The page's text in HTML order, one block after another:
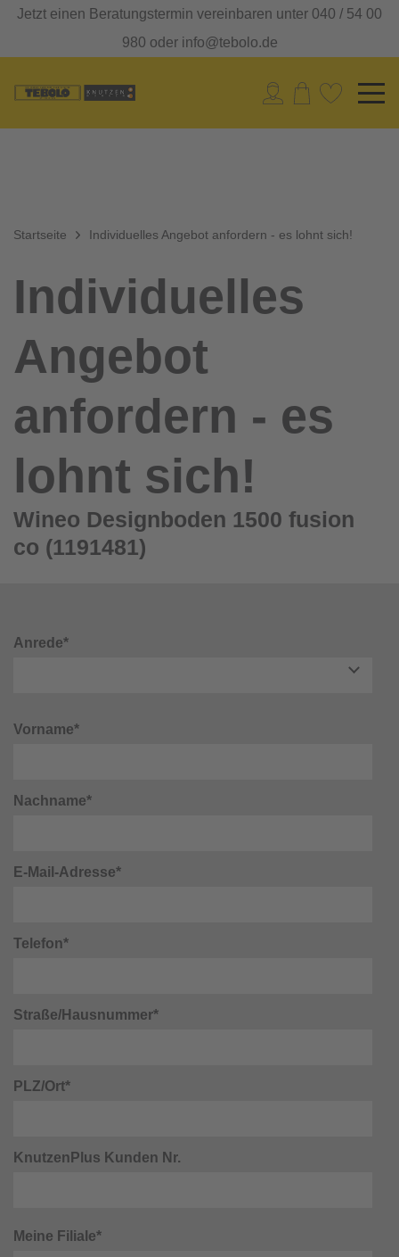
Jetzt einen Beratungstermin vereinbaren unter 040 / 54 00
980 oder info@tebolo.de
Startseite Individuelles Angebot anfordern - es lohnt sich!
Individuelles
Angebot
anfordern - es
lohnt sich!
Wineo Designboden 1500 fusion
co (1191481)
Anrede*
Vorname*
Nachname*
E-Mail-Adresse*
Telefon*
Straße/Hausnummer*
PLZ/Ort*
KnutzenPlus Kunden Nr.
Meine Filiale*